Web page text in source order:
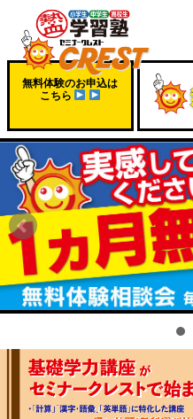
無料体験のお申込は
こちら